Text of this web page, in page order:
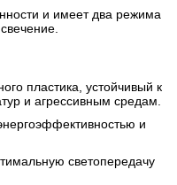
и имеет два режима
пластика, устойчивый к
и агрессивным средам.
и
светопередачу